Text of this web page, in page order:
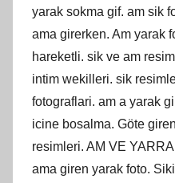
yarak sokma gif. am sik
ama girerken. Am yarak
hareketli. sik ve am
intim wekilleri. sik
fotograflari. am a yarak
icine bosalma. Göte
resimleri. AM VE
ama giren yarak foto.